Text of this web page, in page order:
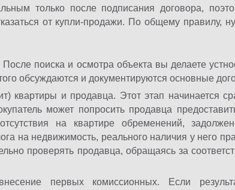
только после подписания договора,
от купли-продажи. По общему правилу,
поиска и осмотра объекта вы делаете
обсуждаются и документируются основные
квартиры и продавца. Этот этап начинается
может попросить продавца
на квартире обременений,
на недвижимость, реального наличия у него
проверять продавца, обращаясь за
первых комиссионных. Если